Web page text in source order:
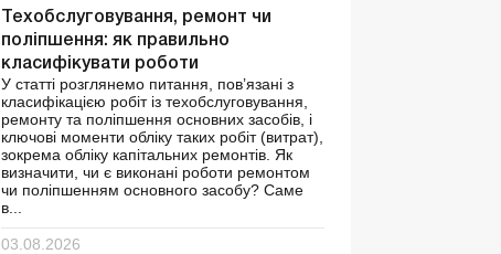
Техобслуговування, ремонт чи
поліпшення: як правильно
класифікувати роботи
У статті розглянемо питання, пов’язані з
класифікацією робіт із техобслуговування,
ремонту та поліпшення основних засобів, і
ключові моменти обліку таких робіт (витрат),
зокрема обліку капітальних ремонтів. Як
визначити, чи є виконані роботи ремонтом
чи поліпшенням основного засобу? Саме
в...
03.08.2026